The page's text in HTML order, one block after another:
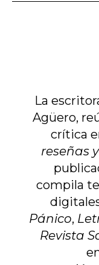
La
Agüero,
crítica
reseñas
compila
Pánico,
Revista